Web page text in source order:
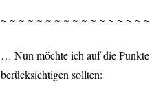
~ ~ ~ ~ ~ ~ ~ ~ ~ ~ ~ ~ ~ ~ ~ ~
… Nun möchte ich auf die Punkte
berücksichtigen sollten: